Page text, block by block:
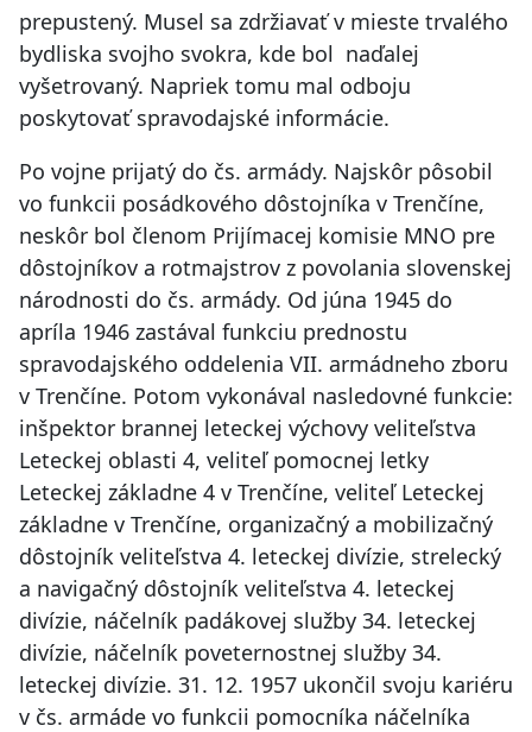
prepustený. Musel sa zdržiavať v mieste trvalého
bydliska svojho svokra, kde bol naďalej
vyšetrovaný. Napriek tomu mal odboju
poskytovať spravodajské informácie.
Po vojne prijatý do čs. armády. Najskôr pôsobil
vo funkcii posádkového dôstojníka v Trenčíne,
neskôr bol členom Prijímacej komisie MNO pre
dôstojníkov a rotmajstrov z povolania slovenskej
národnosti do čs. armády. Od júna 1945 do
apríla 1946 zastával funkciu prednostu
spravodajského oddelenia VII. armádneho zboru
v Trenčíne. Potom vykonával nasledovné funkcie:
inšpektor brannej leteckej výchovy veliteľstva
Leteckej oblasti 4, veliteľ pomocnej letky
Leteckej základne 4 v Trenčíne, veliteľ Leteckej
základne v Trenčíne, organizačný a mobilizačný
dôstojník veliteľstva 4. leteckej divízie, strelecký
a navigačný dôstojník veliteľstva 4. leteckej
divízie, náčelník padákovej služby 34. leteckej
divízie, náčelník poveternostnej služby 34.
leteckej divízie. 31. 12. 1957 ukončil svoju kariéru
v čs. armáde vo funkcii pomocníka náčelníka